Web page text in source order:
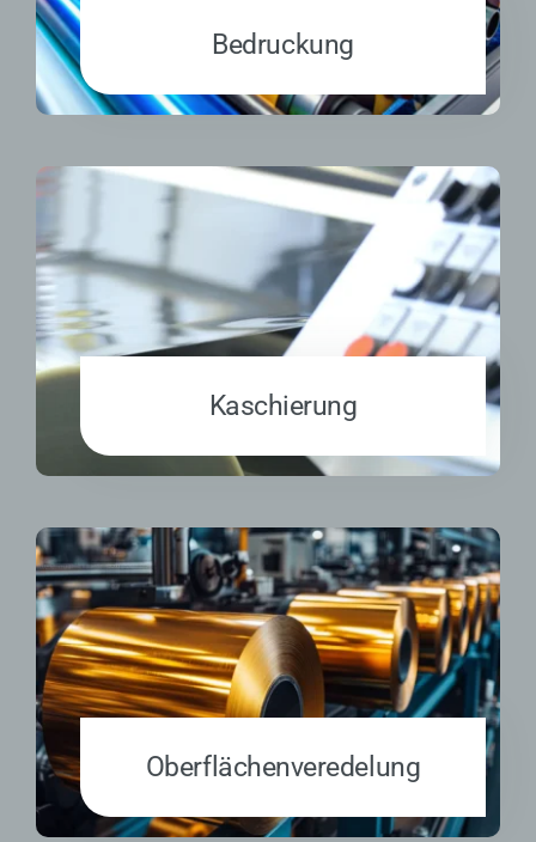
Bedruckung
Kaschierung
Oberflächen­veredelung